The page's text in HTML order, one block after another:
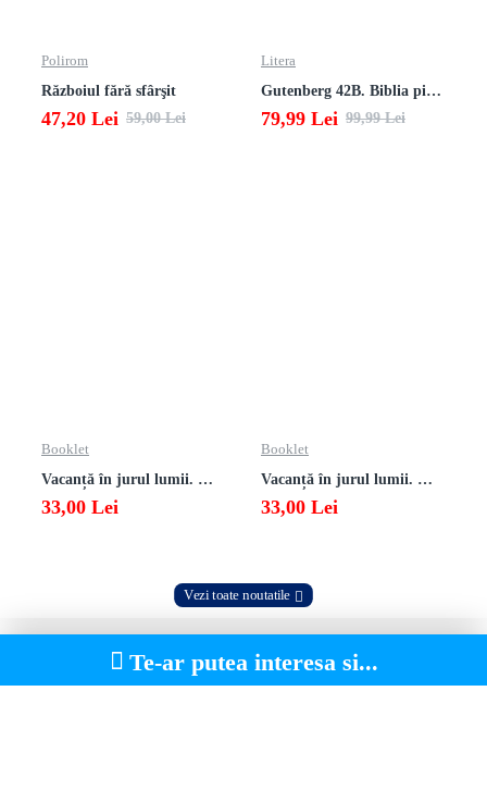
Polirom
Războiul fără sfârşit
47,20 Lei 59,00 Lei
Litera
Gutenberg 42B. Biblia pierduta
79,99 Lei 99,99 Lei
Booklet
Vacanță în jurul lumii. Matematică clasa a VII-a – EDIȚIA 2026
33,00 Lei
Booklet
Vacanță în jurul lumii. Matematică clasa a VI-a – EDIȚIA 2026
33,00 Lei
Vezi toate noutatile
Te-ar putea interesa si...